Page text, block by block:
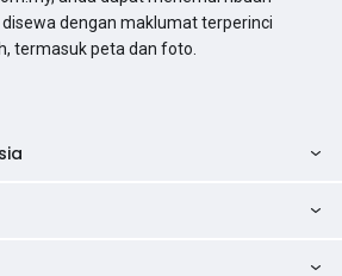
dengan maklumat terperinci
termasuk peta dan foto.